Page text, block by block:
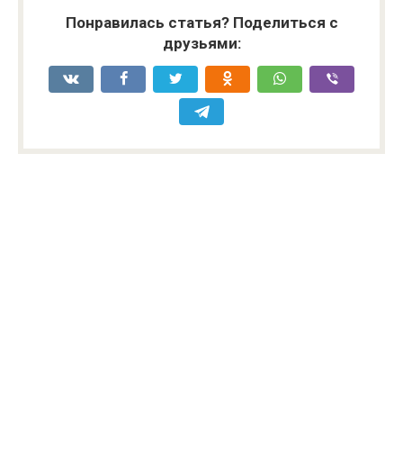
Понравилась статья? Поделиться с
друзьями: